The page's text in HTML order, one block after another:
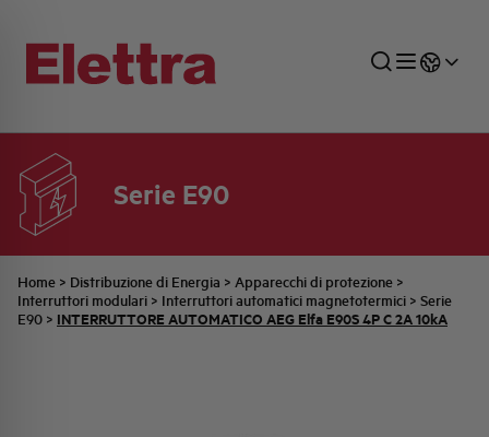
Serie E90
Home > Distribuzione di Energia > Apparecchi di protezione >
Interruttori modulari > Interruttori automatici magnetotermici > Serie
E90 > INTERRUTTORE AUTOMATICO AEG Elfa E90S 4P C 2A 10kA
SETTORI
INDUSTRIALE
DISTRIBUZIONE DI ENERGIA
AUTOMAZIONE INDUSTRIALE
RETE COMMERCIALE
UFFICIO TECNICO
PREVENTIVAZIONE
COMMESSE QUADRI
AZIENDA
FAMIGLIA BELLINI
TUTTE LE NEWS
ULTIME NOTIZIE ISTITUZIONALI
JOB CAREERS
PARTNER